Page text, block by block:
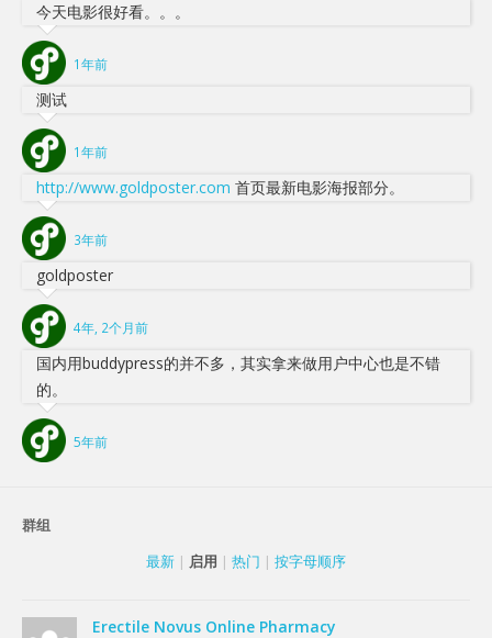
今天电影很好看。。。
1年前
测试
1年前
http://www.goldposter.com 首页最新电影海报部分。
3年前
goldposter
4年, 2个月前
国内用buddypress的并不多，其实拿来做用户中心也是不错
的。
5年前
群组
最新 | 启用 | 热门 | 按字母顺序
Erectile Novus Online Pharmacy